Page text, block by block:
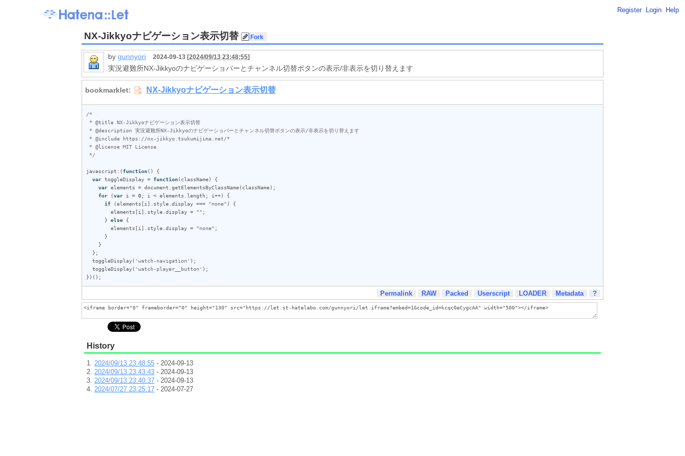
Register Login Help
NX-Jikkyoナビゲーション表示切替
by gunnyori 2024-09-13 [2024/09/13 23:48:55]
実況避難所NX-Jikkyoのナビゲーショバーとチャンネル切替ボタンの表示/非表示を切り替えます
/*
*/
javascript :(function() {
var toggleDisplay = function( className) {
var elements = document getElementsByClassName( className);
for (var i = 0; i < elements length ; i++) {
if (elements [i ]. style display === "none" ) {
elements [i ]. style display = "" ;
      }
else {
elements [i ]. style display = "none" ;
toggleDisplay( 'watch-navigation' );
toggleDisplay( 'watch-player__button' );
})();
Permalink RAW Packed Userscript LOADER Metadata ?
History
2024/09/13 23:48:55 - 2024-09-13
2024/09/13 23:43:43 - 2024-09-13
2024/09/13 23:40:37 - 2024-09-13
2024/07/27 23:25:17 - 2024-07-27